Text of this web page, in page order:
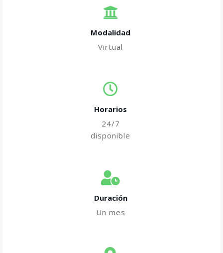
Modalidad
Virtual
Horarios
24/7
disponible
Duración
Un mes